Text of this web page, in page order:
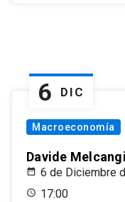
6 DIC
Macroeconomía
Davide
6 de Diciembre
17:00